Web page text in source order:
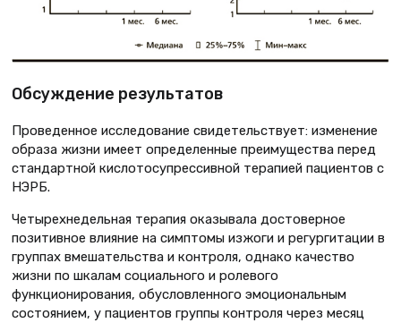
Обсуждение результатов
Проведенное исследование свидетельствует: изменение
образа жизни имеет определенные преимущества перед
стандартной кислотосупрессивной терапией пациентов с
НЭРБ.
Четырехнедельная терапия оказывала достоверное
позитивное влияние на симптомы изжоги и регургитации в
группах вмешательства и контроля, однако качество
жизни по шкалам социального и ролевого
функционирования, обусловленного эмоциональным
состоянием, у пациентов группы контроля через месяц